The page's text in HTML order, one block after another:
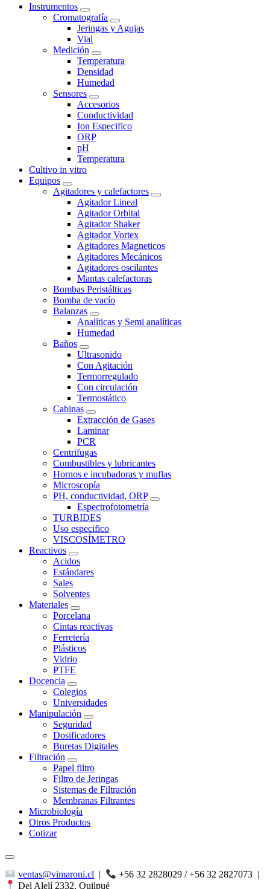
Instrumentos
Cromatografía
Jeringas y Agujas
Vial
Medición
Temperatura
Densidad
Humedad
Sensores
Accesorios
Conductividad
Ion Especifico
ORP
pH
Temperatura
Cultivo in vitro
Equipos
Agitadores y calefactores
Agitador Lineal
Agitador Orbital
Agitador Shaker
Agitador Vortex
Agitadores Magneticos
Agitadores Mecánicos
Agitadores oscilantes
Mantas calefactoras
Bombas Peristálticas
Bomba de vacío
Balanzas
Analíticas y Semi analíticas
Humedad
Baños
Ultrasonido
Con Agitación
Termorregulado
Con circulación
Termostático
Cabinas
Extracción de Gases
Laminar
PCR
Centrifugas
Combustibles y lubricantes
Hornos e incubadoras y muflas
Microscopía
PH, conductividad, ORP
Espectrofotometría
TURBIDES
Uso especifico
VISCOSÍMETRO
Reactivos
Acidos
Estándares
Sales
Solventes
Materiales
Porcelana
Cintas reactivas
Ferretería
Plásticos
Vidrio
PTFE
Docencia
Colegios
Universidades
Manipulación
Seguridad
Dosificadores
Buretas Digitales
Filtración
Papel filtro
Filtro de Jeringas
Sistemas de Filtración
Membranas Filtrantes
Microbiología
Otros Productos
Cotizar
ventas@vimaroni.cl | +56 32 2828029 / +56 32 2827073 |
Del Alelí 2332, Quilpué